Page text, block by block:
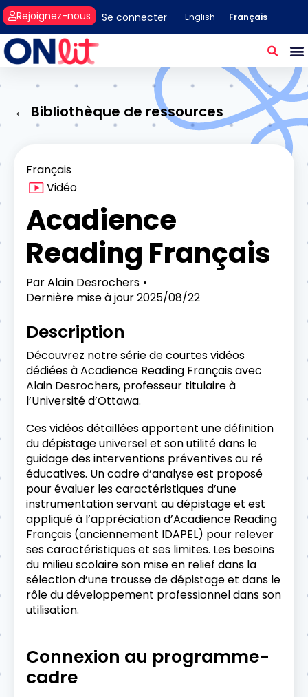
Se connecter
Rejoignez-nous English Français
← Bibliothèque de ressources
Français
Vidéo
Acadience
Reading Français
ParAlain Desrochers
Dernière mise à jour2025/08/22
Description
Découvrez notre série de courtes vidéos
dédiées à Acadience Reading Français avec
Alain Desrochers, professeur titulaire à
l’Université d’Ottawa.
Ces vidéos détaillées apportent une définition
du dépistage universel et son utilité dans le
guidage des interventions préventives ou ré
éducatives. Un cadre d’analyse est proposé
pour évaluer les caractéristiques d’une
instrumentation servant au dépistage et est
appliqué à l’appréciation d’Acadience Reading
Français (anciennement IDAPEL) pour relever
ses caractéristiques et ses limites. Les besoins
du milieu scolaire son mise en relief dans la
sélection d’une trousse de dépistage et dans le
rôle du développement professionnel dans son
utilisation.
Connexion au programme-
cadre